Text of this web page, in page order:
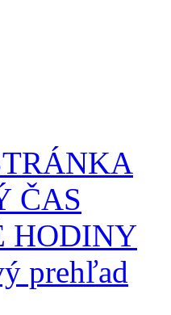
ČAS
HODINY
prehľad